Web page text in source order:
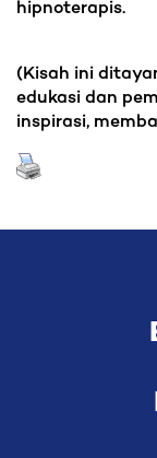
hipnoterapis.
(Kisah ini
edukasi dan
inspirasi,